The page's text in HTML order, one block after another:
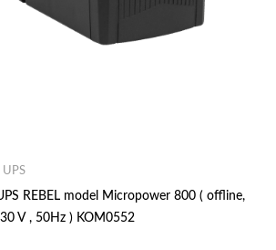
UPS
REBEL model Micropower 800 ( offline,
V , 50Hz ) KOM0552